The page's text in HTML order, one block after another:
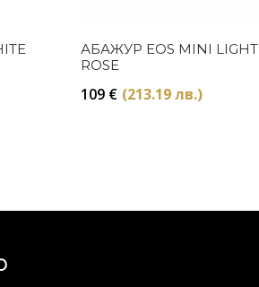
Купи
АБАЖУР EOS MINI LIGHT
ROSE
109 € (213.19 лв.)